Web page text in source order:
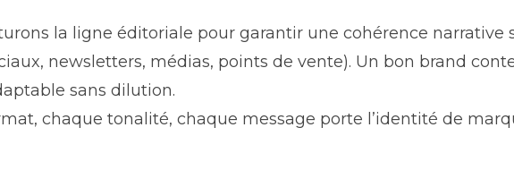
la ligne éditoriale pour garantir une cohérence narrative
newsletters, médias, points de vente). Un bon brand
sans dilution.
chaque tonalité, chaque message porte l’identité de